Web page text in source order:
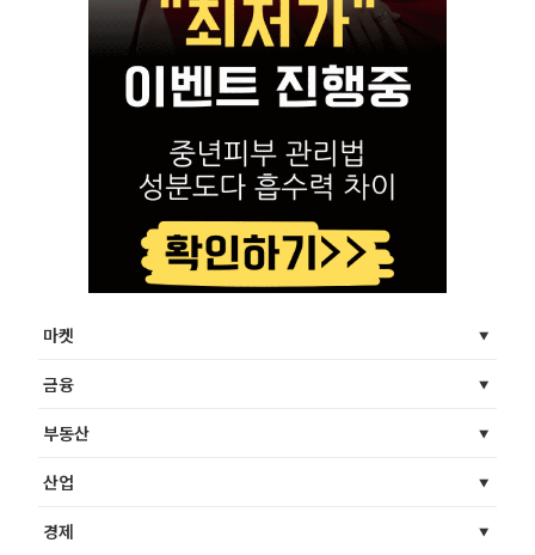
마켓
금융
부동산
산업
경제